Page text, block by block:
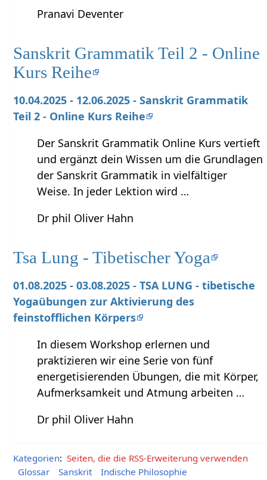
Pranavi Deventer
Sanskrit Grammatik Teil 2 - Online
Kurs Reihe
10.04.2025 - 12.06.2025 - Sanskrit Grammatik
Teil 2 - Online Kurs Reihe
Der Sanskrit Grammatik Online Kurs vertieft
und ergänzt dein Wissen um die Grundlagen
der Sanskrit Grammatik in vielfältiger
Weise. In jeder Lektion wird …
Dr phil Oliver Hahn
Tsa Lung - Tibetischer Yoga
01.08.2025 - 03.08.2025 - TSA LUNG - tibetische
Yogaübungen zur Aktivierung des
feinstofflichen Körpers
In diesem Workshop erlernen und
praktizieren wir eine Serie von fünf
energetisierenden Übungen, die mit Körper,
Aufmerksamkeit und Atmung arbeiten …
Dr phil Oliver Hahn
Kategorien: Seiten, die die RSS-Erweiterung verwenden
Glossar
Sanskrit Indische Philosophie